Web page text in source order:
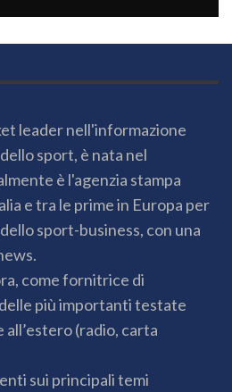
leader nell'informazione
sport, è nata nel
è l'agenzia stampa
e tra le prime in Europa per
sport-business, con una
come fornitrice di
più importanti testate
(radio, carta
sui principali temi